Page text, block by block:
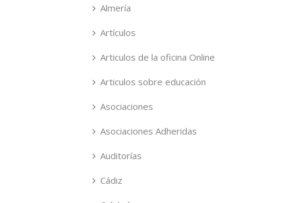
Almería
Artículos
Articulos de la oficina Online
Articulos sobre educación
Asociaciones
Asociaciones Adheridas
Auditorías
Cádiz